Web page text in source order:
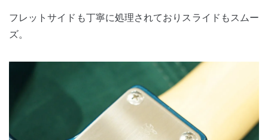
フレットサイドも丁寧に処理されておりスライドもスムー
ズ。